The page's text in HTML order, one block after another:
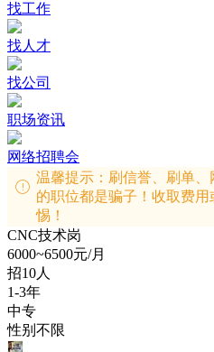
找工作
找人才
找公司
职场资讯
网络招聘会
温馨提示：刷信誉、刷单
的职位都是骗子！收取费
惕！
CNC技术岗
6000~6500元/月
招10人
1-3年
中专
性别不限